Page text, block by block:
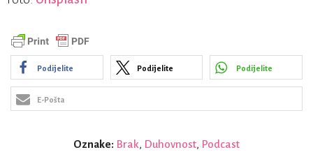
Podijelite Podijelite Podijelite
E-Pošta
Oznake: Brak, Duhovnost, Podcast